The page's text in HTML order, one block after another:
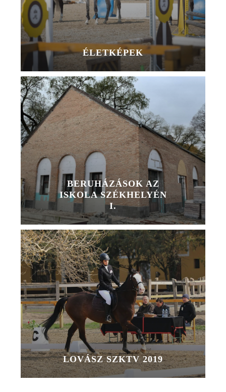
ÉLETKÉPEK
BERUHÁZÁSOK AZ
ISKOLA SZÉKHELYÉN
I.
LOVÁSZ SZKTV 2019